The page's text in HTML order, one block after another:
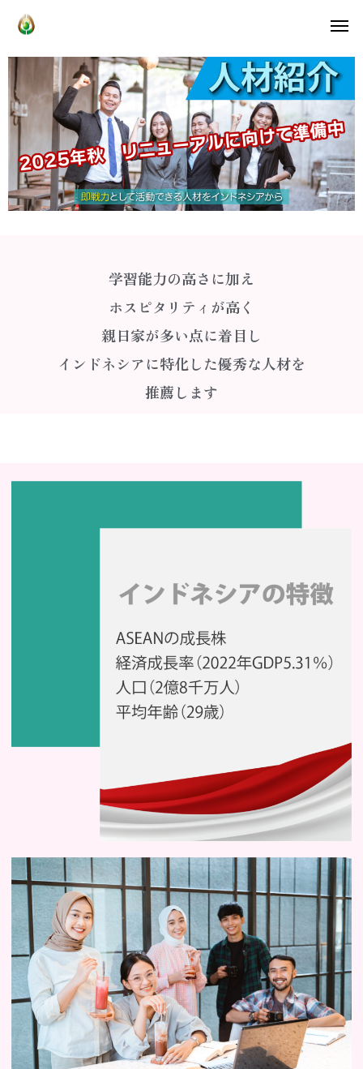
学習能力の高さに加え
ホスピタリティが高く
親日家が多い点に着目し
インドネシアに特化した優秀な人材を
推薦します